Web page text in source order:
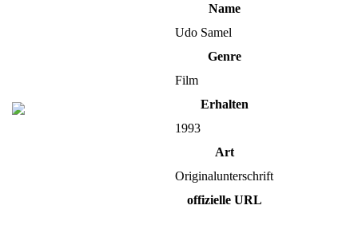
Name
Udo Samel
Genre
Film
Erhalten
1993
Art
Originalunterschrift
offizielle URL